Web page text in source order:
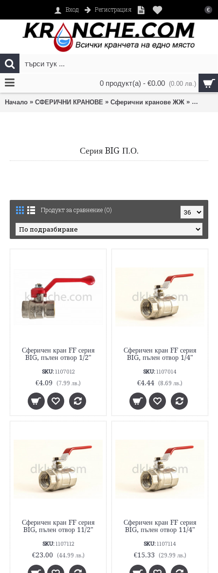
€
Вход Регистрация
0 продукт(а) - €0.00 (0.00 лв.)
Начало » СФЕРИЧНИ КРАНОВЕ » Сферични кранове ЖЖ » Серия
Серия BIG П.О.
Продукт за сравнение (0)
Сферичен кран FF серия
BIG, пълен отвор 1/2"
SKU:1107012
€4.09 (7.99 лв.)
Сферичен кран FF серия
BIG, пълен отвор 1/4"
SKU:1107014
€4.44 (8.69 лв.)
Сферичен кран FF серия
BIG, пълен отвор 11/2"
SKU:1107112
€23.00 (44.99 лв.)
Сферичен кран FF серия
BIG, пълен отвор 11/4"
SKU:1107114
€15.33 (29.99 лв.)